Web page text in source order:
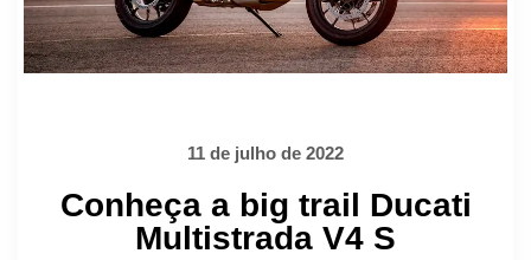
11 de julho de 2022
Conheça a big trail Ducati
Multistrada V4 S